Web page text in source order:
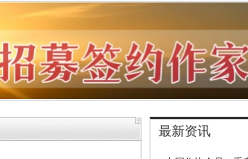
节作家何翌勋签约西南作家网
手·同创戎耀”首次沙龙活动在遵义启动
实文学学会作家走进湄潭县建国学校
作家张成签约西南作家网
银发闪亮 107岁壮心不已
最新资讯